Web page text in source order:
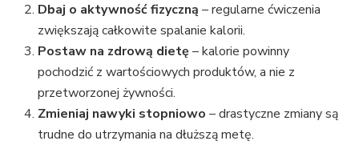
Dbaj o aktywność fizyczną – regularne ćwiczenia
zwiększają całkowite spalanie kalorii.
Postaw na zdrową dietę – kalorie powinny
pochodzić z wartościowych produktów, a nie z
przetworzonej żywności.
Zmieniaj nawyki stopniowo – drastyczne zmiany są
trudne do utrzymania na dłuższą metę.